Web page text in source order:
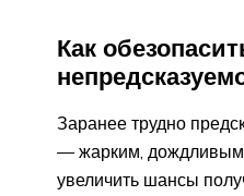
Как
Заранее трудно
— жарким,
увеличить шансы